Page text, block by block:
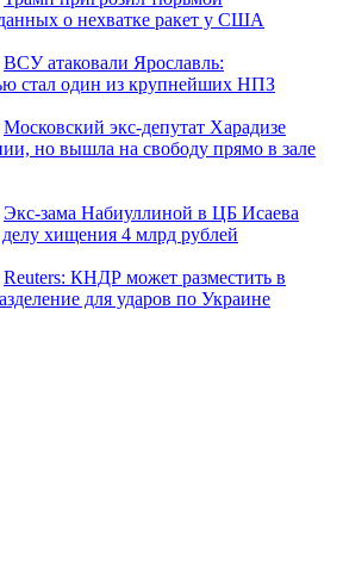
о нехватке ракет у США
ВСУ атаковали Ярославль:
стал один из крупнейших НПЗ
Московский экс-депутат Харадизе
но вышла на свободу прямо в зале
Экс-зама Набиуллиной в ЦБ Исаева
хищения 4 млрд рублей
Reuters: КНДР может разместить в
для ударов по Украине